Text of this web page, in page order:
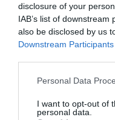
disclosure of your
IAB’s list of
also be disclosed by us
Downstream Participants
Please note that this
not limited to your visit
grant or deny consent
Personal Data
I want to opt-out of
personal data.
Címkék: boldogság
Korábbi
HASONLÓ